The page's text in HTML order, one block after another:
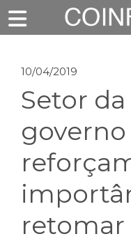
10/04/2019
Setor
retomar